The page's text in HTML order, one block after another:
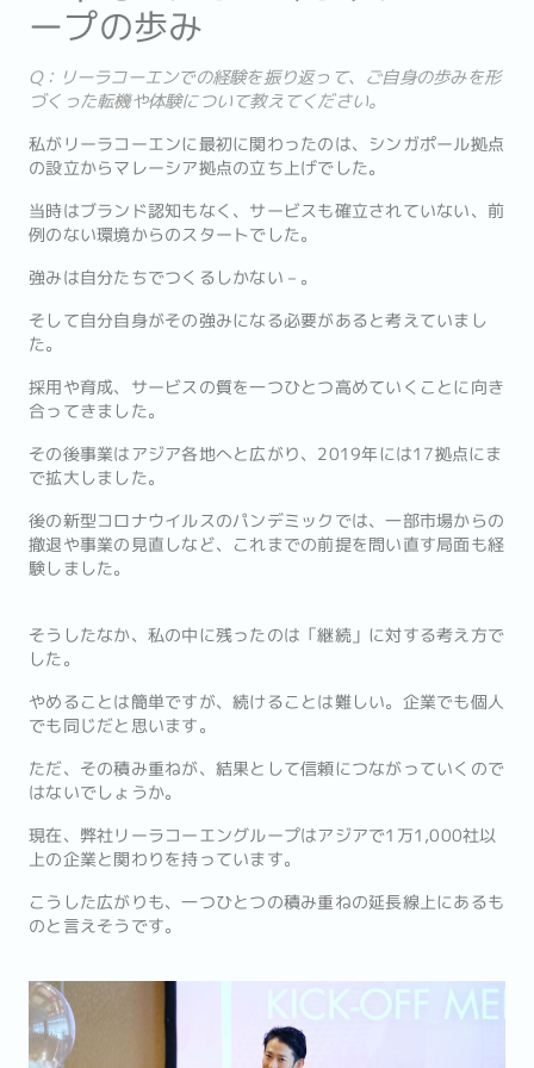
ープの歩み
Q：リーラコーエンでの経験を振り返って、ご自身の歩みを形
づくった転機や体験について教えてください。
私がリーラコーエンに最初に関わったのは、シンガポール拠点
の設立からマレーシア拠点の立ち上げでした。
当時はブランド認知もなく、サービスも確立されていない、前
例のない環境からのスタートでした。
強みは自分たちでつくるしかない－。
そして自分自身がその強みになる必要があると考えていまし
た。
採用や育成、サービスの質を一つひとつ高めていくことに向き
合ってきました。
その後事業はアジア各地へと広がり、2019年には17拠点にま
で拡大しました。
後の新型コロナウイルスのパンデミックでは、一部市場からの
撤退や事業の見直しなど、これまでの前提を問い直す局面も経
験しました。
そうしたなか、私の中に残ったのは「継続」に対する考え方で
した。
やめることは簡単ですが、続けることは難しい。企業でも個人
でも同じだと思います。
ただ、その積み重ねが、結果として信頼につながっていくので
はないでしょうか。
現在、弊社リーラコーエングループはアジアで1万1,000社以
上の企業と関わりを持っています。
こうした広がりも、一つひとつの積み重ねの延長線上にあるも
のと言えそうです。